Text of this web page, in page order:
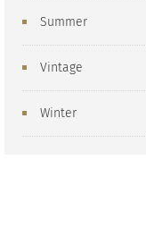
Summer
Vintage
Winter